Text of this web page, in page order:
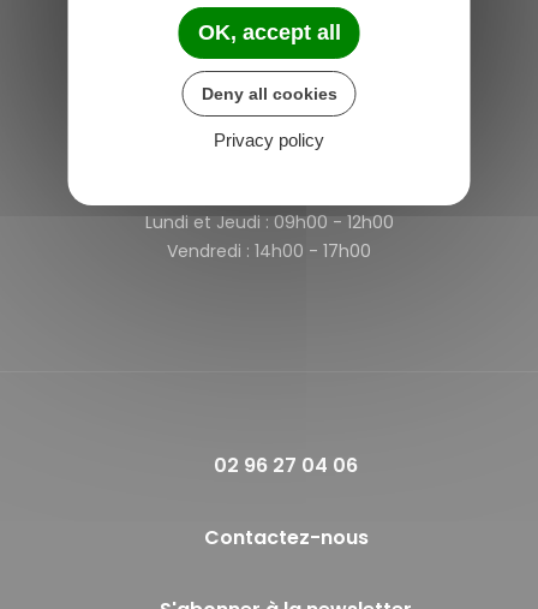
Saint-Michel-de-Plélan
4 rue des Terre Neuvas
22980 Saint-Michel-de-Plélan
France
Lundi et Jeudi : 09h00 - 12h00
Vendredi : 14h00 - 17h00
02 96 27 04 06
Contactez-nous
OK, accept all
Deny all cookies
Privacy policy